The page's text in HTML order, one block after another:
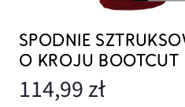
SPODNIE
O KROJU BOOTCUT
114,99 zł